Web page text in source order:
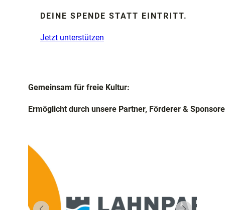
DEINE SPENDE STATT EINTRITT.
Jetzt unterstützen
Gemeinsam für freie Kultur:
Ermöglicht durch unsere Partner, Förderer &